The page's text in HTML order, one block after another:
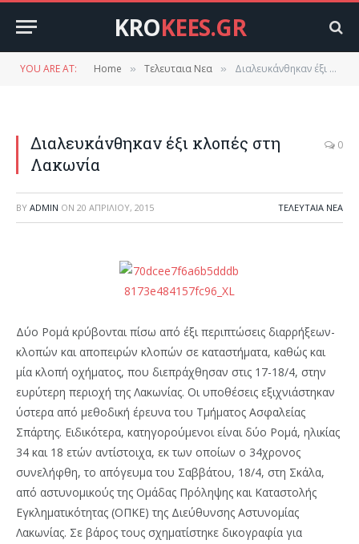
KROKEES.GR
YOU ARE AT: Home » Τελευταια Νεα » Διαλευκάνθηκαν έξι κλοπές στη Λακωνία
Διαλευκάνθηκαν έξι κλοπές στη
Λακωνία
0
BY ADMIN ON 20 ΑΠΡΙΛΊΟΥ, 2015 ΤΕΛΕΥΤΑΙΑ ΝΕΑ
Δύο Ρομά κρύβονται πίσω από έξι περιπτώσεις διαρρήξεων-
κλοπών και αποπειρών κλοπών σε καταστήματα, καθώς και
μία κλοπή οχήματος, που διεπράχθησαν στις 17-18/4, στην
ευρύτερη περιοχή της Λακωνίας. Οι υποθέσεις εξιχνιάστηκαν
ύστερα από μεθοδική έρευνα του Τμήματος Ασφαλείας
Σπάρτης. Ειδικότερα, κατηγορούμενοι είναι δύο Ρομά, ηλικίας
34 και 18 ετών αντίστοιχα, εκ των οποίων ο 34χρονος
συνελήφθη, το απόγευμα του Σαββάτου, 18/4, στη Σκάλα,
από αστυνομικούς της Ομάδας Πρόληψης και Καταστολής
Εγκληματικότητας (ΟΠΚΕ) της Διεύθυνσης Αστυνομίας
Λακωνίας. Σε βάρος τους σχηματίστηκε δικογραφία για